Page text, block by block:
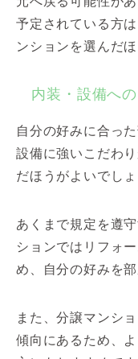
予定されている方
ンションを選んだ
内装・設備への
自分の好みに合っ
設備に強いこだわ
だほうがよいでしょ
あくまで規定を遵
ションではリフォ
め、自分の好みを
また、分譲マンシ
傾向にあるため、